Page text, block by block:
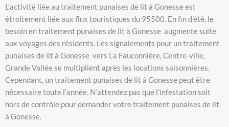
L‘activité liée au traitement punaises de lit à Gonesse est
étroitement liée aux flux touristiques du 95500. En fin d’été, le
besoin en traitement punaises de lit à Gonesse augmente suite
aux voyages des résidents. Les signalements pour un traitement
punaises de lit à Gonesse vers La Fauconnière, Centre-ville,
Grande Vallée se multiplient après les locations saisonnières.
Cependant, un traitement punaises de lit à Gonesse peut être
nécessaire toute l’année. N‘attendez pas que l’infestation soit
hors de contrôle pour demander votre traitement punaises de lit
à Gonesse.